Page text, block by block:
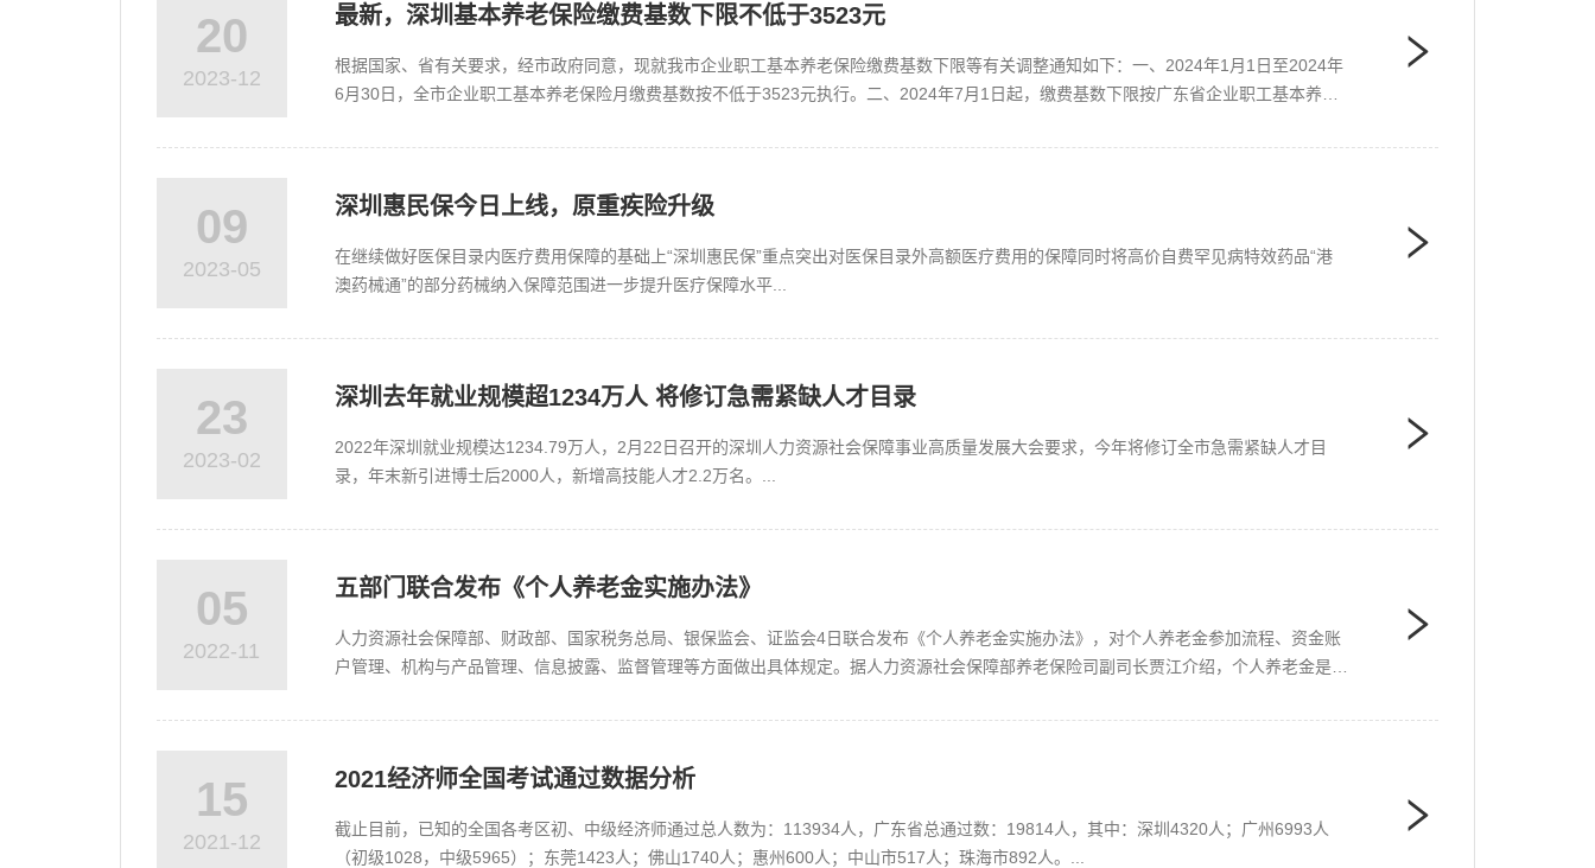
20
2023-12
最新，深圳基本养老保险缴费基数下限不低于3523元
根据国家、省有关要求，经市政府同意，现就我市企业职工基本养老保险缴费基数下限等有关调整通知如下：一、2024年1月1日至2024年
6月30日，全市企业职工基本养老保险月缴费基数按不低于3523元执行。二、2024年7月1日起，缴费基数下限按广东省企业职工基本养老
09
2023-05
深圳惠民保今日上线，原重疾险升级
在继续做好医保目录内医疗费用保障的基础上“深圳惠民保”重点突出对医保目录外高额医疗费用的保障同时将高价自费罕见病特效药品“港
澳药械通”的部分药械纳入保障范围进一步提升医疗保障水平...
23
2023-02
深圳去年就业规模超1234万人 将修订急需紧缺人才目录
2022年深圳就业规模达1234.79万人，2月22日召开的深圳人力资源社会保障事业高质量发展大会要求，今年将修订全市急需紧缺人才目
录，年末新引进博士后2000人，新增高技能人才2.2万名。...
05
2022-11
五部门联合发布《个人养老金实施办法》
人力资源社会保障部、财政部、国家税务总局、银保监会、证监会4日联合发布《个人养老金实施办法》，对个人养老金参加流程、资金账
户管理、机构与产品管理、信息披露、监督管理等方面做出具体规定。据人力资源社会保障部养老保险司副司长贾江介绍，个人养老金是政
15
2021-12
2021经济师全国考试通过数据分析
截止目前，已知的全国各考区初、中级经济师通过总人数为：113934人，广东省总通过数：19814人，其中：深圳4320人；广州6993人
（初级1028，中级5965）；东莞1423人；佛山1740人；惠州600人；中山市517人；珠海市892人。...